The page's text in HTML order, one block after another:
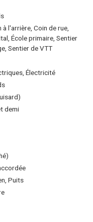
à l'arrière, Coin de rue,
École primaire, Sentier
Sentier de VTT
Électricité
demi
Puits